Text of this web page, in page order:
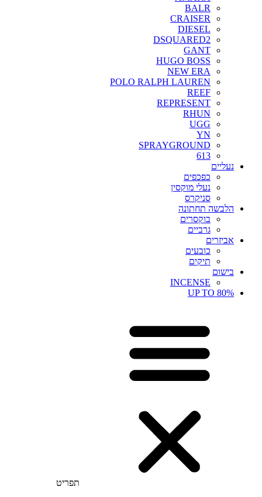
BALR
CRAISER
DIESEL
DSQUARED2
GANT
HUGO BOSS
NEW ERA
POLO RALPH LAUREN
REEF
REPRESENT
RHUN
UGG
YN
SPRAYGROUND
613
נעליים
כפכפים
נעלי מוקסין
סניקרס
הלבשה תחתונה
בוקסרים
גרביים
אביזרים
כובעים
תיקים
בישום
INCENSE
UP TO 80%
תפריט